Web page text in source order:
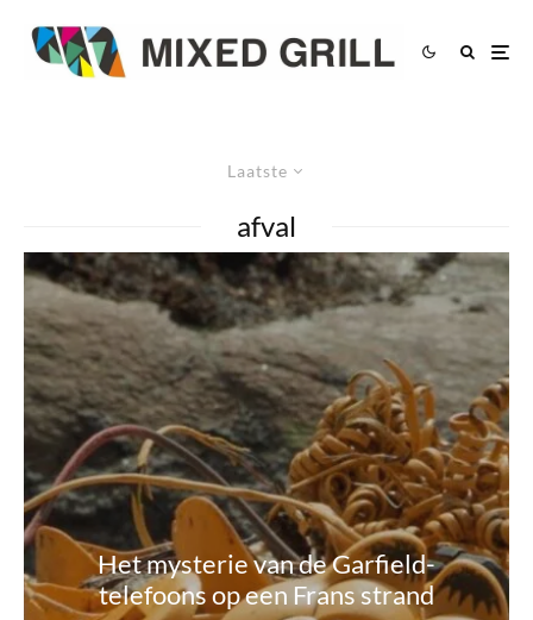
Laatste
afval
Het mysterie van de Garfield-
telefoons op een Frans strand